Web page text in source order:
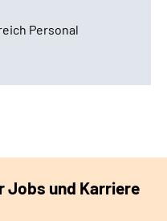
Personal
Jobs und Karriere